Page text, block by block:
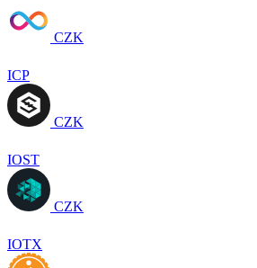
CZK
ICP
CZK
IOST
CZK
IOTX